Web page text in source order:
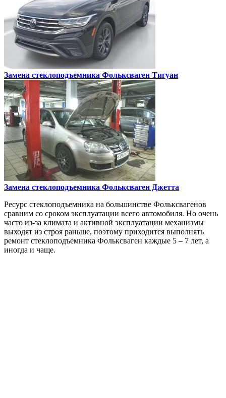
Замена стеклоподъемника Фольксваген Тигуан
Замена стеклоподъемника Фольксваген Джетта
Ресурс стеклоподъемника на большинстве Фольксвагенов
сравним со сроком эксплуатации всего автомобиля. Но очень
часто из-за климата и активной эксплуатации механизмы
выходят из строя раньше, поэтому приходится выполнять
ремонт стеклоподъемника Фольксваген каждые 5 – 7 лет, а
иногда и чаще.